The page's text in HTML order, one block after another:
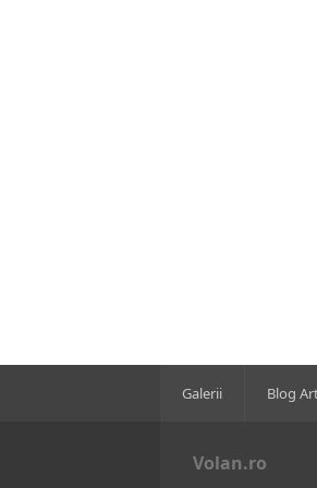
Galerii Blog
Volan.ro